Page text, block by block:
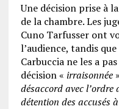
Une décision prise à
de la chambre. Les
Cuno Tarfusser ont
l’audience, tandis
Carbuccia ne les a
décision « irraisonnée
désaccord avec
détention des accusés